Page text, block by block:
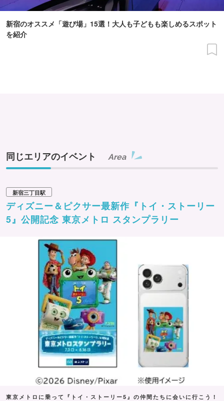
新宿のオススメ「遊び場」15選！大人も子どもも楽しめるスポット
を紹介
同じエリアのイベント Area
新宿三丁目駅
ディズニー＆ピクサー最新作『トイ・ストーリー
5』公開記念 東京メトロ スタンプラリー
東京メトロに乗って『トイ・ストーリー5』の仲間たちに会いに行こう！